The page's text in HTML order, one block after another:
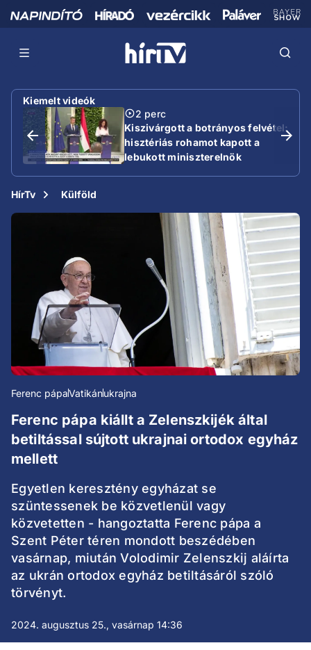
Kiemelt videók
2 perc
Kiszivárgott a botrányos felvétel:
hisztériás rohamot kapott a
lebukott miniszterelnök
HírTv Külföld
Ferenc pápaVatikánukrajna
Ferenc pápa kiállt a Zelenszkijék által
betiltással sújtott ukrajnai ortodox egyház
mellett
Egyetlen keresztény egyházat se
szüntessenek be közvetlenül vagy
közvetetten - hangoztatta Ferenc pápa a
Szent Péter téren mondott beszédében
vasárnap, miután Volodimir Zelenszkij aláírta
az ukrán ortodox egyház betiltásáról szóló
törvényt.
2024. augusztus 25., vasárnap 14:36